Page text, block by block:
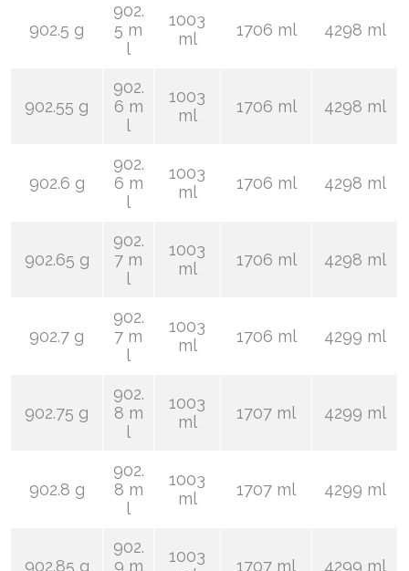
902.5 g
902.
5 m
l
1003
ml
1706 ml 4298 ml
902.55 g
902.
6 m
l
1003
ml
1706 ml 4298 ml
902.6 g
902.
6 m
l
1003
ml
1706 ml 4298 ml
902.65 g
902.
7 m
l
1003
ml
1706 ml 4298 ml
902.7 g
902.
7 m
l
1003
ml
1706 ml 4299 ml
902.75 g
902.
8 m
l
1003
ml
1707 ml 4299 ml
902.8 g
902.
8 m
l
1003
ml
1707 ml 4299 ml
902.85 g
902.
9 m
1003
1707 ml 4299 ml